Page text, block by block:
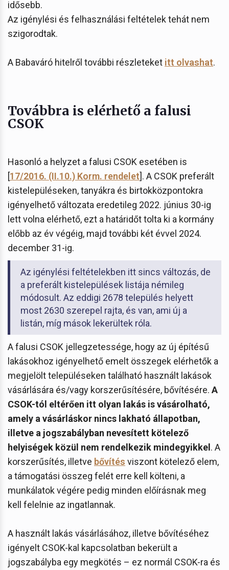
idősebb.
Az igénylési és felhasználási feltételek tehát nem
szigorodtak.
A Babaváró hitelről további részleteket itt olvashat.
Továbbra is elérhető a falusi
CSOK
Hasonló a helyzet a falusi CSOK esetében is
[17/2016. (II.10.) Korm. rendelet]. A CSOK preferált
kistelepüléseken, tanyákra és birtokközpontokra
igényelhető változata eredetileg 2022. június 30-ig
lett volna elérhető, ezt a határidőt tolta ki a kormány
előbb az év végéig, majd további két évvel 2024.
december 31-ig.
Az igénylési feltételekben itt sincs változás, de
a preferált kistelepülések listája némileg
módosult. Az eddigi 2678 település helyett
most 2630 szerepel rajta, és van, ami új a
listán, míg mások lekerültek róla.
A falusi CSOK jellegzetessége, hogy az új építésű
lakásokhoz igényelhető emelt összegek elérhetők a
megjelölt településeken található használt lakások
vásárlására és/vagy korszerűsítésére, bővítésére. A
CSOK-tól eltérően itt olyan lakás is vásárolható,
amely a vásárláskor nincs lakható állapotban,
illetve a jogszabályban nevesített kötelező
helyiségek közül nem rendelkezik mindegyikkel. A
korszerűsítés, illetve bővítés viszont kötelező elem,
a támogatási összeg felét erre kell költeni, a
munkálatok végére pedig minden előírásnak meg
kell felelnie az ingatlannak.
A használt lakás vásárlásához, illetve bővítéséhez
igényelt CSOK-kal kapcsolatban bekerült a
jogszabályba egy megkötés – ez normál CSOK-ra és